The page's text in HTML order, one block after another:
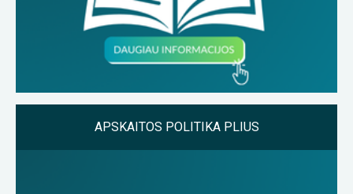
APSKAITOS POLITIKA PLIUS